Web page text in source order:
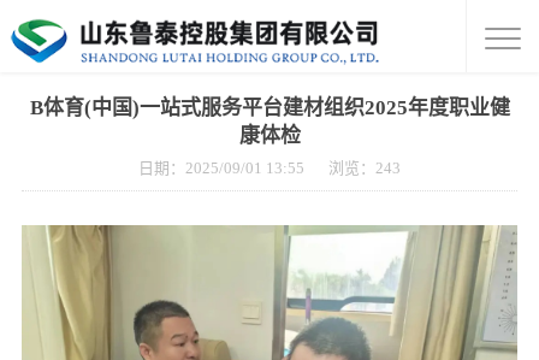
B体育(中国)一站式服务平台建材组织2025年度职业健
康体检
日期：2025/09/01 13:55 浏览： 243